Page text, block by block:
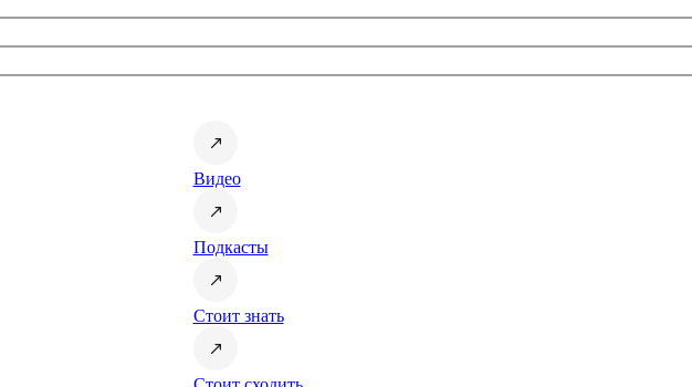
Видео
Подкасты
Стоит знать